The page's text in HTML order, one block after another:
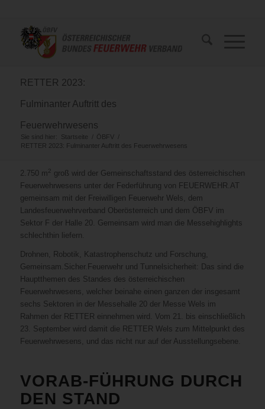
RETTER 2023:
Fulminanter Auftritt des
Feuerwehrwesens
Sie sind hier: Startseite / ÖBFV
/
RETTER 2023: Fulminanter Auftritt des Feuerwehrwesens
2.750 m2 groß wird der Gemeinschaftsstand des österreichischen
Feuerwehrwesens unter der Federführung von FEUERWEHR.AT
gemeinsam mit der Freiwilligen Feuerwehr Wels, dem
Landesfeuerwehrverband Oberösterreich und dem ÖBFV im
Sektor F der Halle 20. Gemeinsam wird man die Messehighlights
schlechthin liefern.
Drohnen, Robotik, Katastrophenschutz und Forschung,
Gemeinsam.Sicher.Feuerwehr und Tunnelsicherheit: Das sind die
Hauptthemen des Standes des österreichischen
Feuerwehrwesens, welcher beinahe einen ganzen der insgesamt
sechs Sektoren in der Messehalle 20 der Messe Wels im
Rahmen der RETTER einnehmen wird. Vom 21. bis einschließlich
23. September wird damit die RETTER Wels zum Mittelpunkt des
Feuerwehrwesens, und das nicht nur auf der Ausstellungsebene.
VORAB-FÜHRUNG DURCH
DEN STAND